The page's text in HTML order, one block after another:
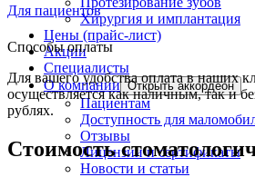
Хирургия и имплантация
Цены (прайс-лист)
Акции
Специалисты
О компании Открыть аккордеон
Пациентам
Доступность для
Отзывы
Лицензии и сертификаты
Новости и статьи
Для пациентов
Способы оплаты
Для вашего удобства оплата в наших
осуществляется как наличным, так и
рублях.
Стоимость